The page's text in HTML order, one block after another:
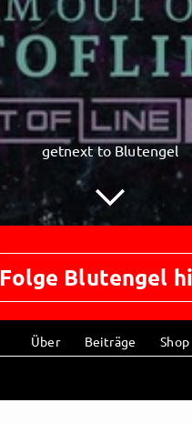
getnext to Blutengel
Folge Blutengel
Über Beiträge Shop